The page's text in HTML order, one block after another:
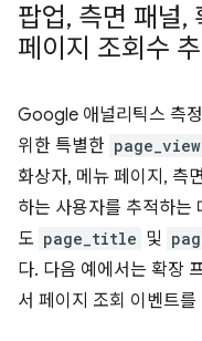
팝업, 측면 패널,
페이지 조회수
Google 애널리틱스 측
위한 특별한 page_view
화상자, 메뉴 페이지, 측
하는 사용자를 추적하는
도 page_title 및
다. 다음 예에서는 확장
서 페이지 조회 이벤트